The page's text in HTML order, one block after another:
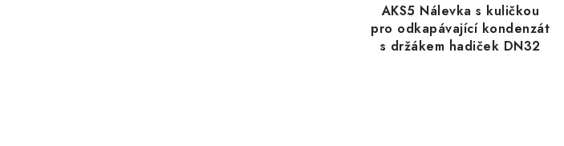
AKS5 Nálevka s kuličkou
pro odkapávající kondenzát
s držákem hadiček DN32